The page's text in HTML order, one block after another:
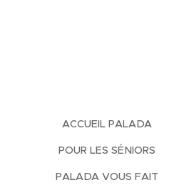
ACCUEIL PALADA
POUR LES SÉNIORS
PALADA VOUS FAIT